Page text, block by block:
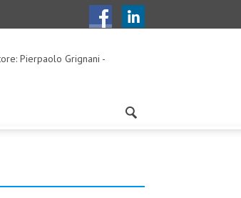
Pierpaolo Grignani -